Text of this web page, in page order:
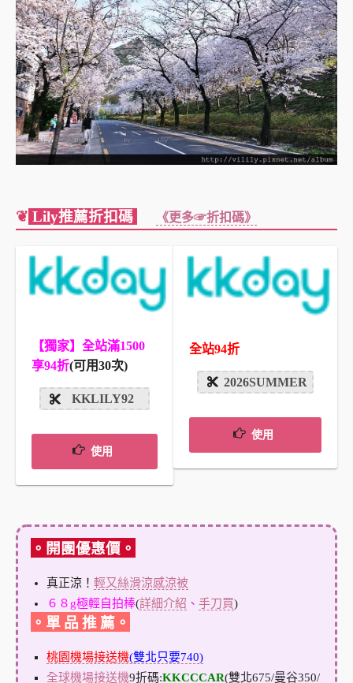
❦ Lily推薦折扣碼 《更多☞折扣碼》
【獨家】全站滿1500
享94折(可用30次)
KKLILY92
使用
全站94折
2026SUMMER
使用
。開團優惠價。
真正涼！ 輕又絲滑涼感涼被
６８g極輕自拍棒(詳細介紹 、 手刀買)
。單 品 推 薦。
桃園機場接送機(雙北只要740)
全球機場接送機9折碼:KKCCCAR(雙北675/曼谷350/